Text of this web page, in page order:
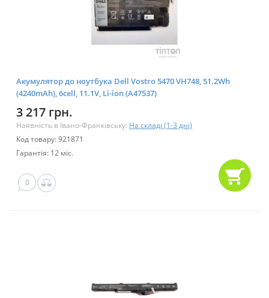
Акумулятор до ноутбука Dell Vostro 5470 VH748, 51.2Wh
(4240mAh), 6cell, 11.1V, Li-ion (A47537)
3 217 грн.
Наявність в Івано-Франківську: На складі (1-3 дні)
Код товару: 921871
Гарантія: 12 міс.
0